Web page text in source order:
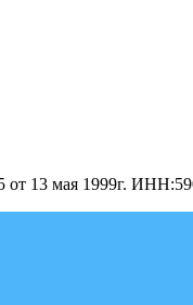
от 13 мая 1999г.